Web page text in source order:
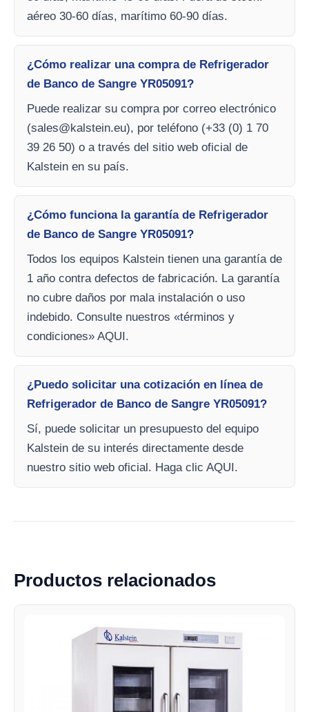
aéreo 30-60 días, marítimo 60-90 días.
¿Cómo realizar una compra de Refrigerador
de Banco de Sangre YR05091?
Puede realizar su compra por correo electrónico
(sales@kalstein.eu), por teléfono (+33 (0) 1 70
39 26 50) o a través del sitio web oficial de
Kalstein en su país.
¿Cómo funciona la garantía de Refrigerador
de Banco de Sangre YR05091?
Todos los equipos Kalstein tienen una garantía de
1 año contra defectos de fabricación. La garantía
no cubre daños por mala instalación o uso
indebido. Consulte nuestros «términos y
condiciones» AQUI.
¿Puedo solicitar una cotización en línea de
Refrigerador de Banco de Sangre YR05091?
Sí, puede solicitar un presupuesto del equipo
Kalstein de su interés directamente desde
nuestro sitio web oficial. Haga clic AQUI.
Productos relacionados